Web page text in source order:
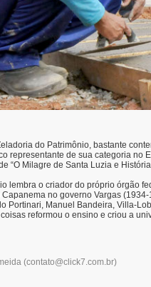
do Patrimônio, bastante
representante de sua categoria no
“O Milagre de Santa Luzia e
lembra o criador do próprio órgão
no governo Vargas
Portinari, Manuel Bandeira, Villa-
reformou o ensino e criou a
(contato@click7.com.br)